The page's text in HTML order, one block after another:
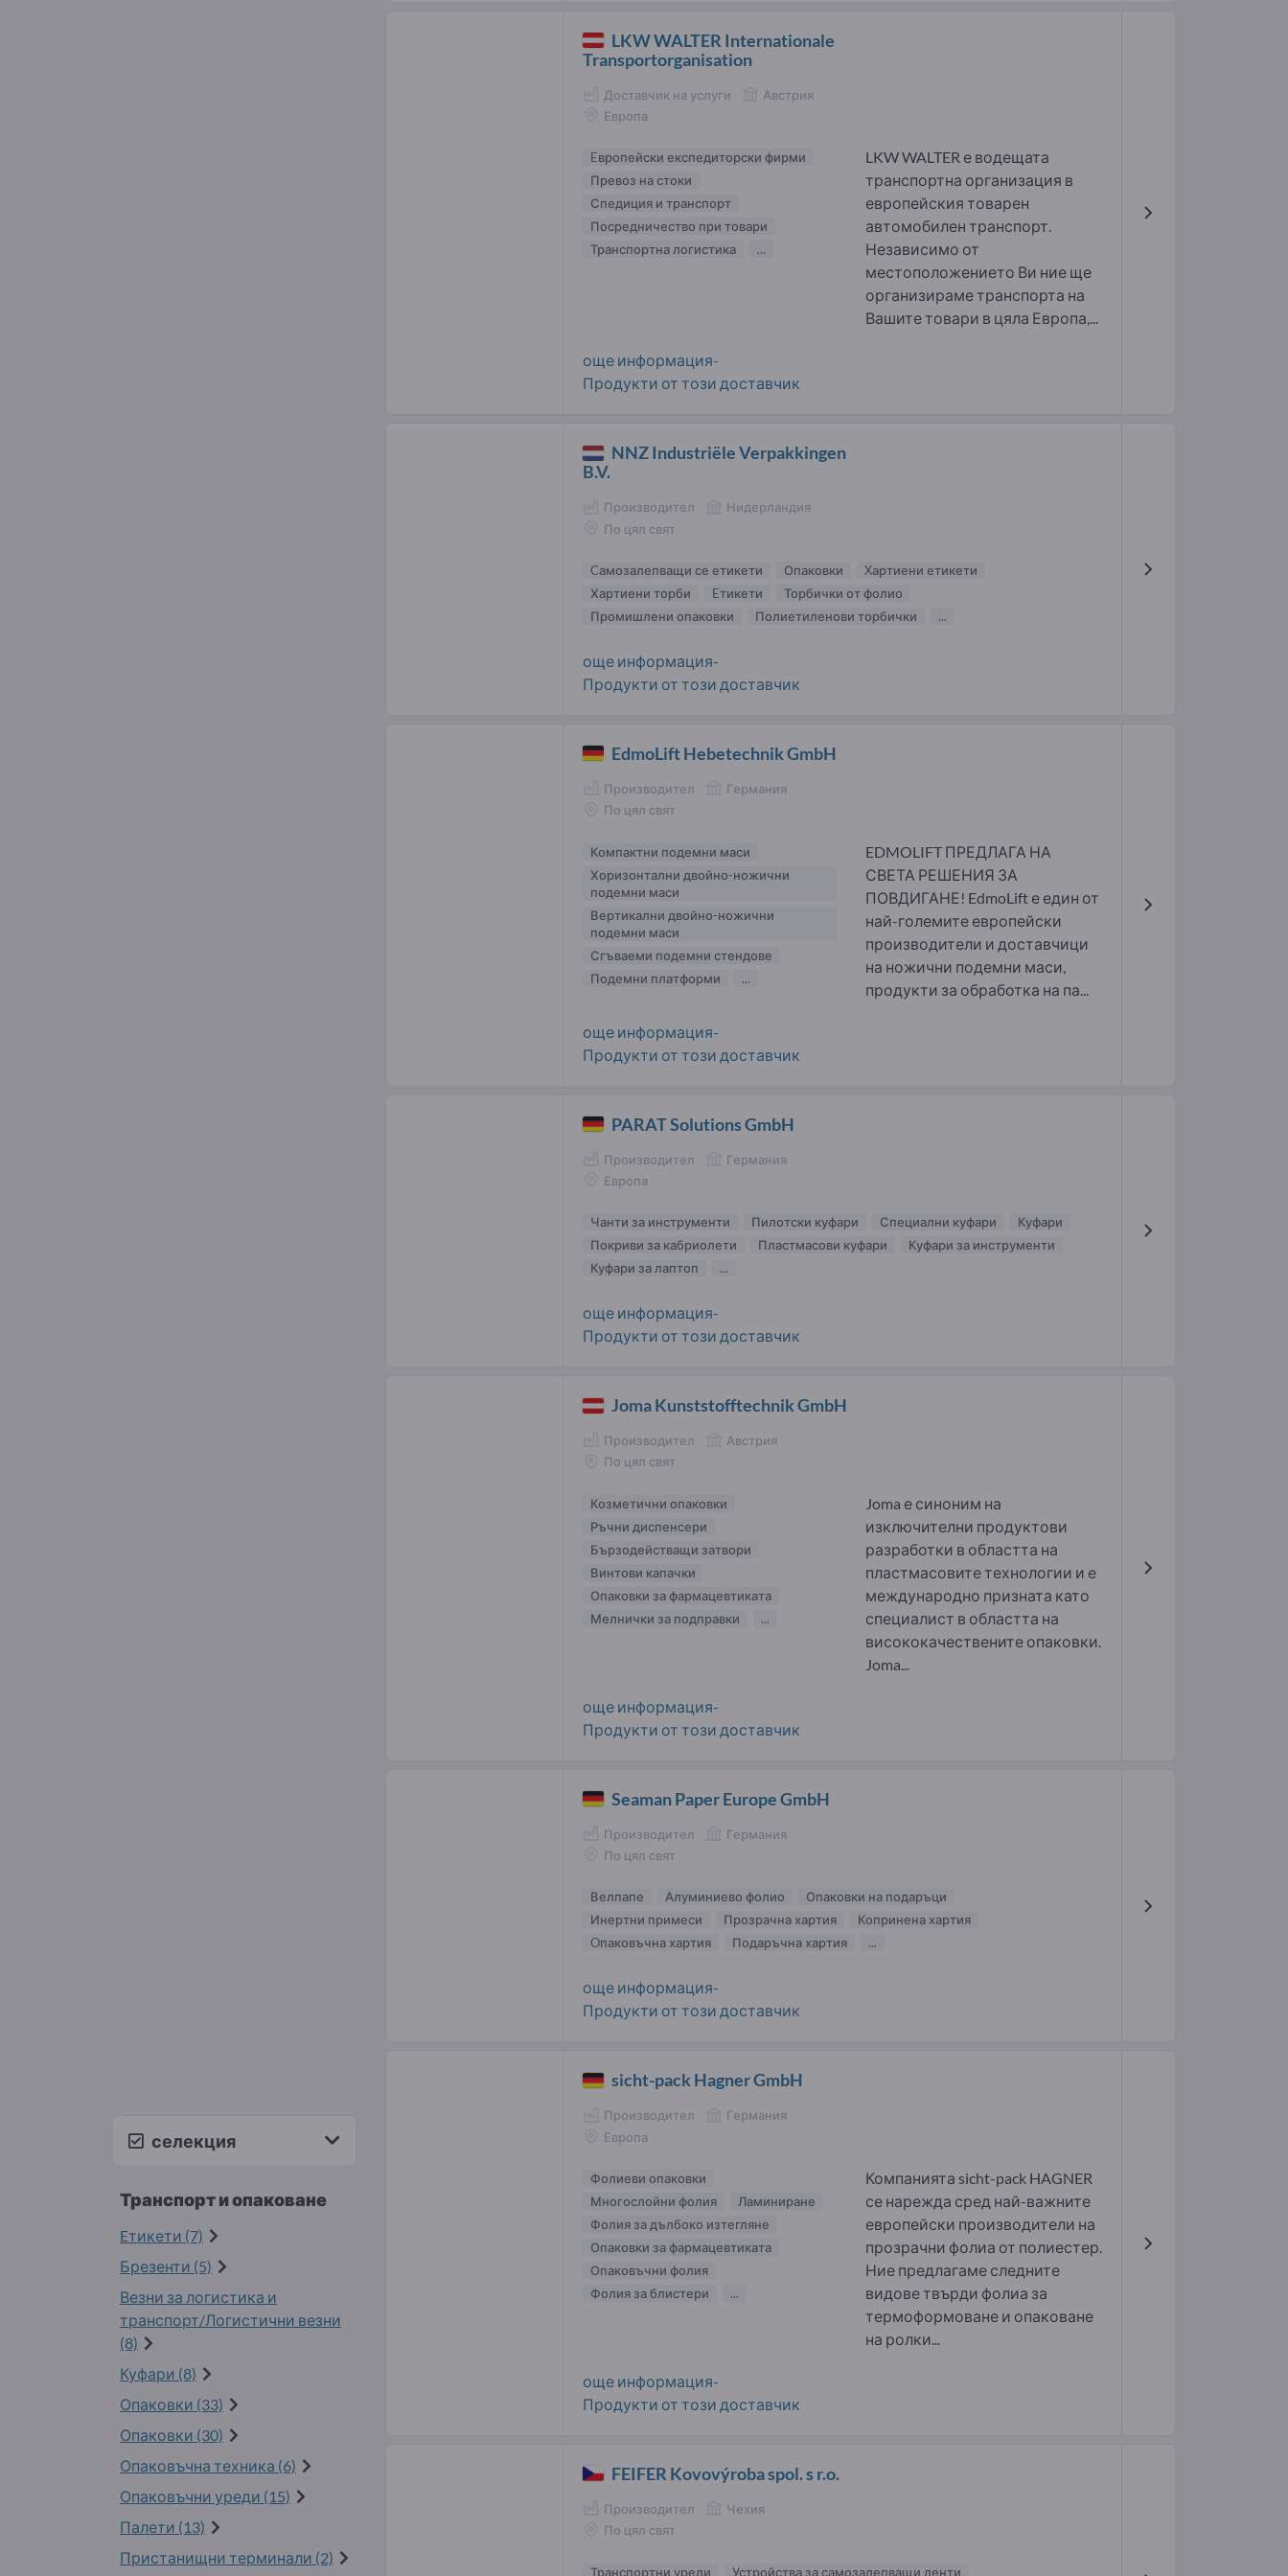
селекция
Транспорт и опаковане
Eтикети (7)
Брезенти (5)
Везни за логистика и
транспорт/Логистични везни
(8)
Куфари (8)
Опаковки (33)
Опаковки (30)
Опаковъчна техника (6)
Опаковъчни уреди (15)
Палети (13)
Пристанищни терминали (2)
LKW WALTER Internationale
Transportorganisation
Доставчик на услуги
Австрия
Европа
Eвропейски експедиторски фирми
Превоз на стоки
Спедиция и транспорт
Посредничество при товари
Транспортна логистика
...
LKW WALTER е водещата
транспортна организация в
европейския товарен
автомобилен транспорт.
Независимо от
местоположението Ви ние ще
организираме транспорта на
Вашите товари в цяла Европа,...
още информация-
Продукти от този доставчик
NNZ Industriële Verpakkingen
B.V.
Производител
Нидерландия
По цял свят
Cамозалепващи се етикети Опаковки
Xартиени етикети
Хартиени торби
Eтикети
Торбички от фолио
Промишлени опаковки
Полиетиленови торбички ...
още информация-
Продукти от този доставчик
EdmoLift Hebetechnik GmbH
Производител
Германия
По цял свят
Компактни подемни маси
Хоризонтални двойно-ножични
подемни маси
Вертикални двойно-ножични
подемни маси
Сгъваеми подемни стендове
Подемни платформи
...
EDMOLIFT ПРЕДЛАГА НА
СВЕТА РЕШЕНИЯ ЗА
ПОВДИГАНЕ! EdmoLift е един от
най-големите европейски
производители и доставчици
на ножични подемни маси,
продукти за обработка на па...
още информация-
Продукти от този доставчик
PARAT Solutions GmbH
Производител
Германия
Европа
Чанти за инструменти Пилотски куфари Специални куфари
Куфари
Покриви за кабриолети
Пластмасови куфари
Куфари за инструменти
Куфари за лаптоп
...
още информация-
Продукти от този доставчик
Joma Kunststofftechnik GmbH
Производител
Австрия
По цял свят
Козметични опаковки
Ръчни диспенсери
Бързодействащи затвори
Винтови капачки
Опаковки за фармацевтиката
Мелнички за подправки
...
Joma е синоним на
изключителни продуктови
разработки в областта на
пластмасовите технологии и е
международно призната като
специалист в областта на
висококачествените опаковки.
Joma...
още информация-
Продукти от този доставчик
Seaman Paper Europe GmbH
Производител
Германия
По цял свят
Велпапе Алуминиево фолио
Опаковки на подаръци
Инертни примеси
Прозрачна хартия
Копринена хартия
Oпаковъчна хартия
Подаръчна хартия ...
още информация-
Продукти от този доставчик
sicht-pack Hagner GmbH
Производител
Германия
Европа
Фолиеви опаковки
Многослойни фолия
Ламиниране
Фолия за дълбоко изтегляне
Опаковки за фармацевтиката
Опаковъчни фолия
Фолия за блистери
...
Компанията sicht-pack HAGNER
се нарежда сред най-важните
европейски производители на
прозрачни фолиа от полиестер.
Ние предлагаме следните
видове твърди фолиа за
термоформоване и опаковане
на ролки...
още информация-
Продукти от този доставчик
FEIFER Kovovýroba spol. s r.o.
Производител
Чехия
По цял свят
Транспортни уреди Устройства за самозалепващи ленти